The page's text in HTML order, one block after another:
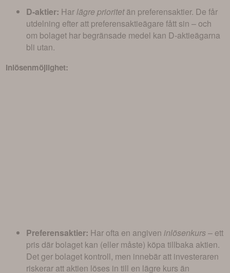
D-aktier: Harlägre prioritetän preferensaktier. De får
utdelning efter att preferensaktieägare fått sin – och
om bolaget har begränsade medel kan D-aktieägarna
bli utan.
Inlösenmöjlighet:
Preferensaktier: Har ofta en angiveninlösenkurs – ett
pris där bolaget kan (eller måste) köpa tillbaka aktien.
Det ger bolaget kontroll, men innebär att investeraren
riskerar att aktien löses in till en lägre kurs än